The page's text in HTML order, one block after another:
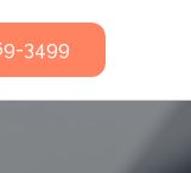
3499